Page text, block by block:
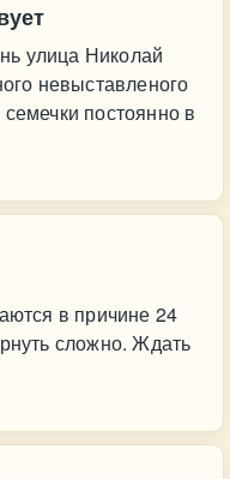
улица Николай
невыставленого
постоянно в
в причине 24
сложно. Ждать